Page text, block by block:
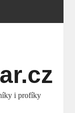
i profíky